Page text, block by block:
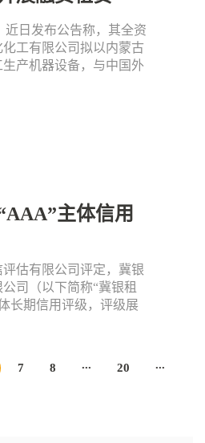
近日发布公告称，其全资
工有限公司拟以内蒙古
产机器设备，与中国外
主体信用
估有限公司评定，冀银
司（以下简称“冀银租
长期信用评级，评级展
7 8 ... 20 ...